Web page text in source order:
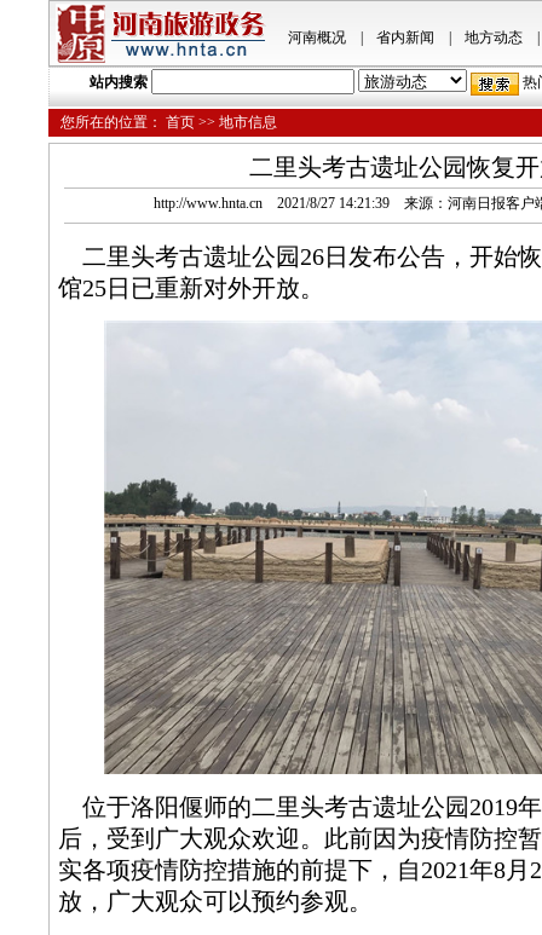
河南概况| 省内新闻 地方动态|
站内搜索 热
您所在的位置： 首页 >> 地市信息
二里头考古遗址公园恢复
http://www.hnta.cn 2021/8/27 14:21:39 来源：河南日报客
二里头考古遗址公园26日发布公告，开始
馆25日已重新对外开放。
位于洛阳偃师的二里头考古遗址公园2019
后，受到广大观众欢迎。此前因为疫情防控
实各项疫情防控措施的前提下，自2021年8月
放，广大观众可以预约参观。